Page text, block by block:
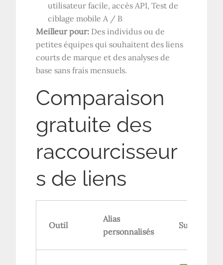
utilisateur facile, accès API, Test de
ciblage mobile A / B
Meilleur pour: Des individus ou de
petites équipes qui souhaitent des liens
courts de marque et des analyses de
base sans frais mensuels.
Comparaison
gratuite des
raccourcisseur
s de liens
Outil
Alias ​​
personnalisés
Suivi